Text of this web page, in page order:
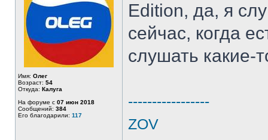
Имя: Олег
Возраст: 54
Откуда: Калуга
На форуме с 07 июн 2018
Сообщений: 384
Его благодарили: 117
Edition, да, я
сейчас, когда
слушать какие-
-----------------
ZOV